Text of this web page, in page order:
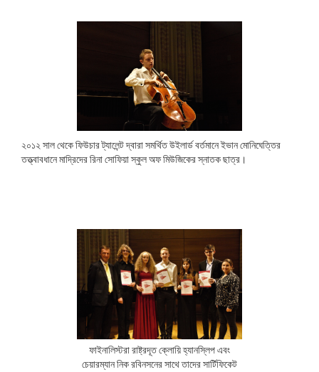
২০১২ সাল থেকে ফিউচার ট্যালেন্ট দ্বারা সমর্থিত উইলার্ড বর্তমানে ইভান মোনিঘেত্তির
তত্ত্বাবধানে মাদ্রিদের রিনা সোফিয়া স্কুল অফ মিউজিকের স্নাতক ছাত্র।
ফাইনালিস্টরা রাষ্ট্রদূত ক্লোয়ি হ্যানস্লিপ এবং
চেয়ারম্যান নিক রবিনসনের সাথে তাদের সার্টিফিকেট